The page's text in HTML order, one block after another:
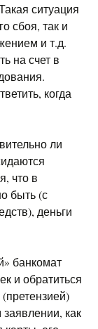
ситуация
сбоя, так и
и т.д.
на счет в
когда
ли
что в
быть (с
деньги
банкомат
и обратиться
как